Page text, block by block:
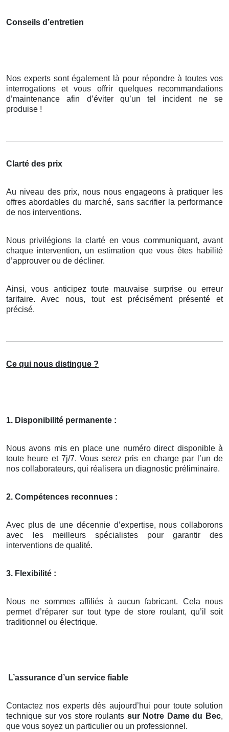
Conseils d’entretien
Nos experts sont également là pour répondre à toutes vos
interrogations et vous offrir quelques recommandations
d’maintenance afin d’éviter qu’un tel incident ne se
produise !
Clarté des prix
Au niveau des prix, nous nous engageons à pratiquer les
offres abordables du marché, sans sacrifier la performance
de nos interventions.
Nous privilégions la clarté en vous communiquant, avant
chaque intervention, un estimation que vous êtes habilité
d’approuver ou de décliner.
Ainsi, vous anticipez toute mauvaise surprise ou erreur
tarifaire. Avec nous, tout est précisément présenté et
précisé.
Ce qui nous distingue ?
1. Disponibilité permanente :
Nous avons mis en place une numéro direct disponible à
toute heure et 7j/7. Vous serez pris en charge par l’un de
nos collaborateurs, qui réalisera un diagnostic préliminaire.
2. Compétences reconnues :
Avec plus de une décennie d’expertise, nous collaborons
avec les meilleurs spécialistes pour garantir des
interventions de qualité.
3. Flexibilité :
Nous ne sommes affiliés à aucun fabricant. Cela nous
permet d’réparer sur tout type de store roulant, qu’il soit
traditionnel ou électrique.
L’assurance d’un service fiable
Contactez nos experts dès aujourd’hui pour toute solution
technique sur vos store roulants sur Notre Dame du Bec,
que vous soyez un particulier ou un professionnel.